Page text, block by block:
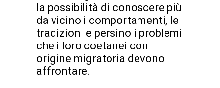
la possibilità di conoscere più
da vicino i comportamenti, le
tradizioni e persino i problemi
che i loro coetanei con
origine migratoria devono
affrontare.